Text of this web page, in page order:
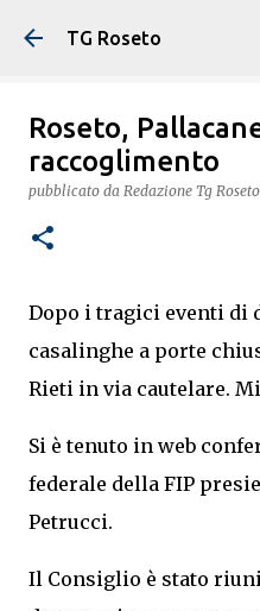
Passa ai
TG Roseto
Roseto,
raccoglimento
pubblicato da Redazione Tg Roseto
Dopo i tragici eventi di
casalinghe a porte
Rieti in via cautelare.
Si è tenuto in web
federale della FIP
Petrucci.
Il Consiglio è stato